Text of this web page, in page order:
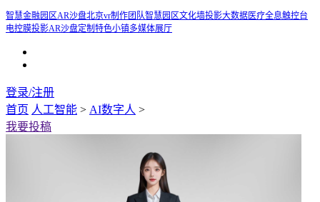
智慧金融园区AR沙盘北京vr制作团队智慧园区文化墙投影大数据医疗全息触控台
电控膜投影AR沙盘定制 特色小镇多媒体展厅
登录/注册
首页 人工智能 > AI数字人 >
我要投稿